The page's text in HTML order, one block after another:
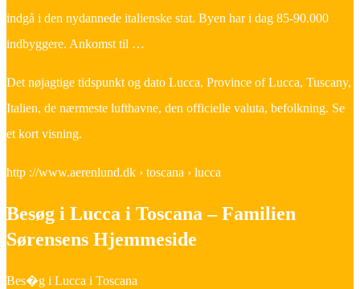
indgå i den nydannede italienske stat. Byen har i dag 85-90.000
indbyggere. Ankomst til …
Det nøjagtige tidspunkt og dato Lucca, Province of Lucca, Tuscany,
Italien, de nærmeste lufthavne, den officielle valuta, befolkning. Se
et kort visning.
http ://www.aerenlund.dk › toscana › lucca
Besøg i Lucca i Toscana – Familien
Sørensens Hjemmeside
Bes�g i Lucca i Toscana